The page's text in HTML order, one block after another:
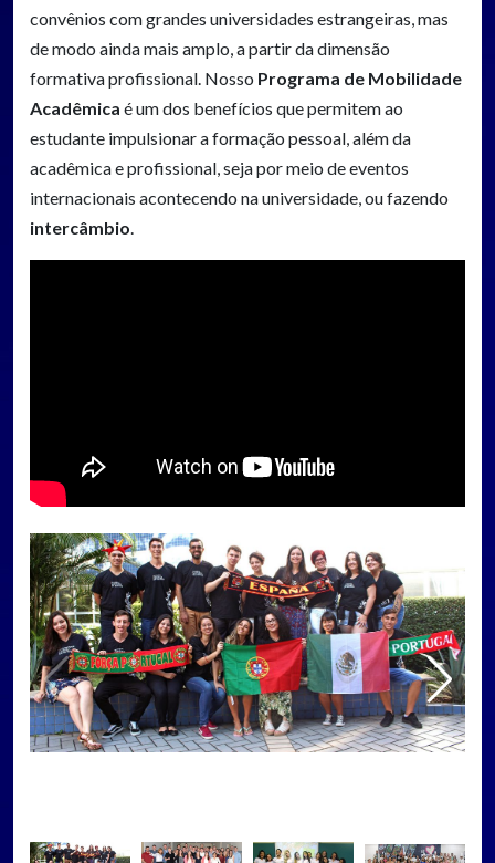
convênios com grandes universidades estrangeiras, mas
de modo ainda mais amplo, a partir da dimensão
formativa profissional. Nosso Programa de Mobilidade
Acadêmica é um dos benefícios que permitem ao
estudante impulsionar a formação pessoal, além da
acadêmica e profissional, seja por meio de eventos
internacionais acontecendo na universidade, ou fazendo
intercâmbio